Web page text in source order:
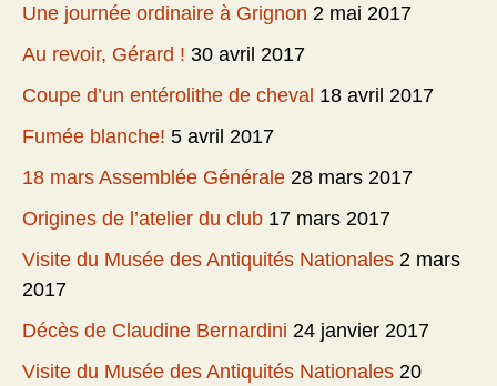
Une journée ordinaire à Grignon 2 mai 2017
Au revoir, Gérard ! 30 avril 2017
Coupe d’un entérolithe de cheval 18 avril 2017
Fumée blanche! 5 avril 2017
18 mars Assemblée Générale 28 mars 2017
Origines de l’atelier du club 17 mars 2017
Visite du Musée des Antiquités Nationales 2 mars
2017
Décès de Claudine Bernardini 24 janvier 2017
Visite du Musée des Antiquités Nationales 20